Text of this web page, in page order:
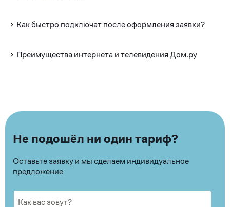
Как быстро подключат после оформления заявки?
Преимущества интернета и телевидения Дом.ру
Не подошёл ни один тариф?
Оставьте заявку и мы сделаем индивидуальное
предложение